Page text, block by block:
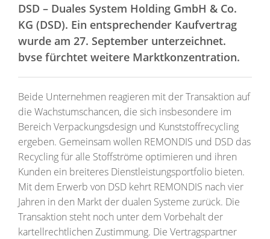
DSD – Duales System Holding GmbH & Co.
KG (DSD). Ein entsprechender Kaufvertrag
wurde am 27. September unterzeichnet.
bvse fürchtet weitere Marktkonzentration.
Beide Unternehmen reagieren mit der Transaktion auf
die Wachstumschancen, die sich insbesondere im
Bereich Verpackungsdesign und Kunststoffrecycling
ergeben. Gemeinsam wollen REMONDIS und DSD das
Recycling für alle Stoffströme optimieren und ihren
Kunden ein breiteres Dienstleistungsportfolio bieten.
Mit dem Erwerb von DSD kehrt REMONDIS nach vier
Jahren in den Markt der dualen Systeme zurück. Die
Transaktion steht noch unter dem Vorbehalt der
kartellrechtlichen Zustimmung. Die Vertragspartner